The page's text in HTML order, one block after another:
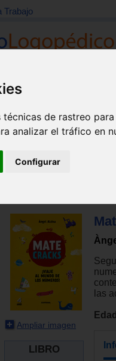
de rastreo
analizar el tráfico en
Configurar
Trabajo
Ampliar imagen
LIBRO
las